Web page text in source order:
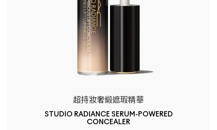
超持妝奢緞遮瑕精華
STUDIO RADIANCE SERUM-POWERED
CONCEALER